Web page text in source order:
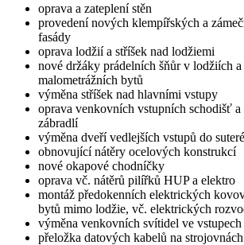
oprava a zateplení stěn
provedení nových klempířských a
fasády
oprava lodžií a stříšek nad lodžiemi
nové držáky prádelních šňůr v lodžiích a
malometrážních bytů
výměna stříšek nad hlavními vstupy
oprava venkovních vstupních schodišť
zábradlí
výměna dveří vedlejších vstupů do
obnovující nátěry ocelových konstrukcí
nové okapové chodníčky
oprava vč. nátěrů pilířků HUP a elektro
montáž předokenních elektrických
bytů mimo lodžie, vč. elektrických
výměna venkovních svítidel ve vstupech
přeložka datových kabelů na